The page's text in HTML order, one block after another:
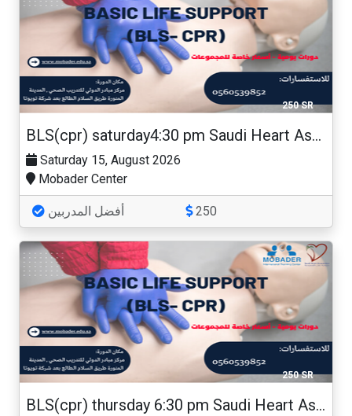
250 SR
BLS(cpr) saturday4:30 pm Saudi Heart Association
Saturday 15, August 2026
Mobader Center
أفضل المدربين 250
250 SR
BLS(cpr) thursday 6:30 pm Saudi Heart Association